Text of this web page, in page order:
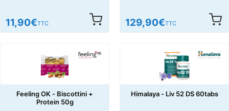
11,90€TTC 129,90€TTC
Feeling OK - Biscottini +
Protein 50g
Himalaya - Liv 52 DS 60tabs